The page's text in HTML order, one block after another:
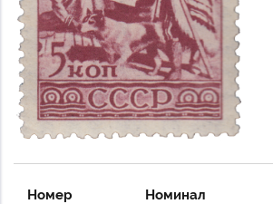
Номер Номинал